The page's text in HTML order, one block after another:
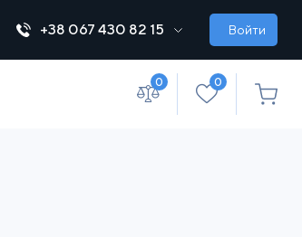
+38 067 430 82 15 Войти
0 0